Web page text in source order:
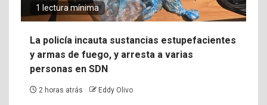
1 lectura mínima
La policía incauta sustancias estupefacientes
y armas de fuego, y arresta a varias
personas en SDN
2 horas atrás Eddy Olivo